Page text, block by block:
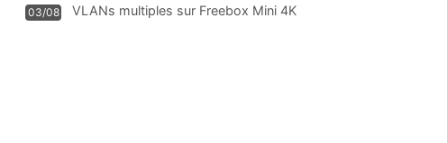
03/08 VLANs multiples sur Freebox Mini 4K